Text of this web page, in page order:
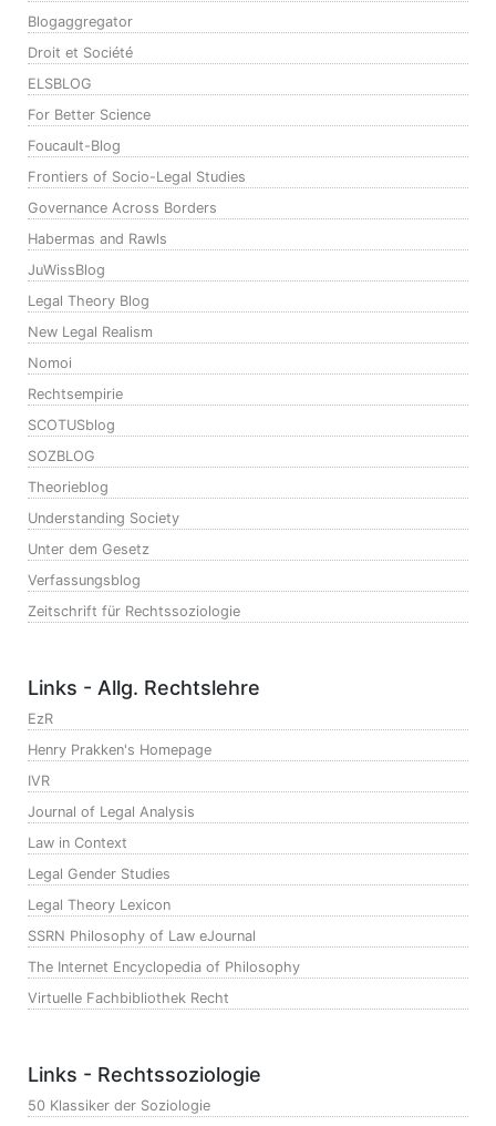
Blogaggregator
Droit et Société
ELSBLOG
For Better Science
Foucault-Blog
Frontiers of Socio-Legal Studies
Governance Across Borders
Habermas and Rawls
JuWissBlog
Legal Theory Blog
New Legal Realism
Nomoi
Rechtsempirie
SCOTUSblog
SOZBLOG
Theorieblog
Understanding Society
Unter dem Gesetz
Verfassungsblog
Zeitschrift für Rechtssoziologie
Links - Allg. Rechtslehre
EzR
Henry Prakken's Homepage
IVR
Journal of Legal Analysis
Law in Context
Legal Gender Studies
Legal Theory Lexicon
SSRN Philosophy of Law eJournal
The Internet Encyclopedia of Philosophy
Virtuelle Fachbibliothek Recht
Links - Rechtssoziologie
50 Klassiker der Soziologie